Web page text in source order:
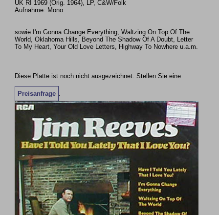
UK RI 1969 (Orig. 1964), LP, C&W/Folk
Aufnahme: Mono
sowie I'm Gonna Change Everything, Waltzing On Top Of The
World, Oklahoma Hills, Beyond The Shadow Of A Doubt, Letter
To My Heart, Your Old Love Letters, Highway To Nowhere u.a.m.
Diese Platte ist noch nicht ausgezeichnet. Stellen Sie eine
Preisanfrage